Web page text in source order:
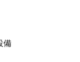
備